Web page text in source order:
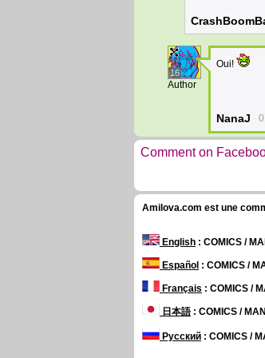
16
Author
Oui!
NanaJ
Comment on
Amilova.com est une
English : COMICS /
Español : COMICS /
Français : COMICS /
日本語: COMICS /
Русский : COMICS /